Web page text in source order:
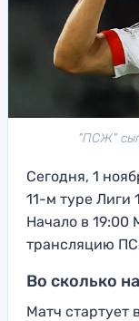
"ПСЖ"
Сегодня, 1
11-м туре Лиги
Начало в 19:00
трансляцию
Во сколько
Матч стартует